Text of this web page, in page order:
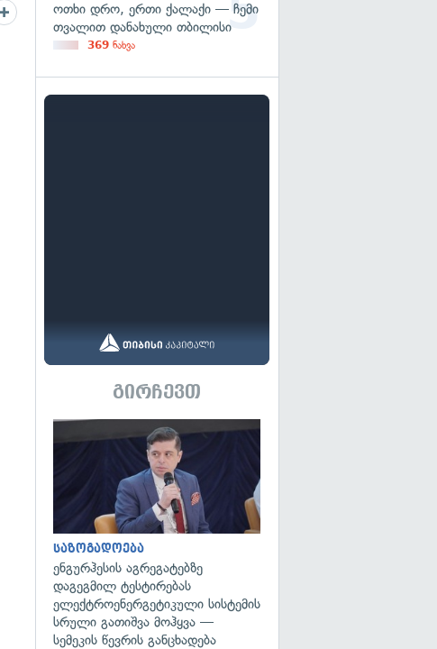
ოთხი დრო, ერთი ქალაქი — ჩემი
თვალით დანახული თბილისი
369 ნახვა
გირჩევთ
საზოგადოება
ენგურჰესის აგრეგატებზე
დაგეგმილ ტესტირებას
ელექტროენერგეტიკული სისტემის
სრული გათიშვა მოჰყვა —
სემეკის წევრის განცხადება